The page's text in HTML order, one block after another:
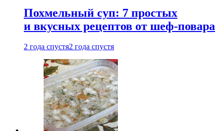
Похмельный суп: 7 простых
и вкусных рецептов от шеф-повара
2 года спустя2 года спустя